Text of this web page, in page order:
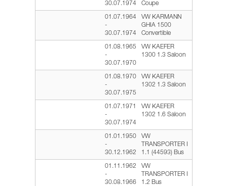
30.07.1974
Coupe
01.07.1964
-
30.07.1974
VW KARMANN
GHIA 1500
Convertible
01.08.1965
-
30.07.1970
VW KAEFER
1300 1.3 Saloon
01.08.1970
-
30.07.1975
VW KAEFER
1302 1.3 Saloon
01.07.1971
-
30.07.1974
VW KAEFER
1302 1.6 Saloon
01.01.1950
-
30.12.1962
VW
TRANSPORTER I
1.1 (44593) Bus
01.11.1962
-
30.08.1966
VW
TRANSPORTER I
1.2 Bus